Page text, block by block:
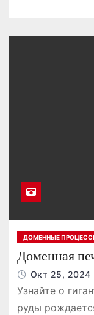
ДОМЕННЫЕ
Доменная
Окт 25, 2024
Узнайте о
руды